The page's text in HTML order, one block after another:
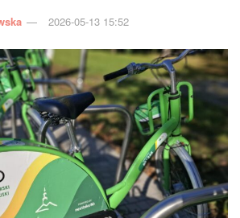
2026-05-13 15:52